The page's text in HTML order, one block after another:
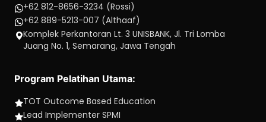
+62 812-8656-3234 (Rossi)
+62 889-5213-007 (Althaaf)
Komplek Perkantoran Lt. 3 UNISBANK, Jl. Tri Lomba
Juang No. 1, Semarang, Jawa Tengah
Program Pelatihan Utama:
TOT Outcome Based Education
Lead Implementer SPMI